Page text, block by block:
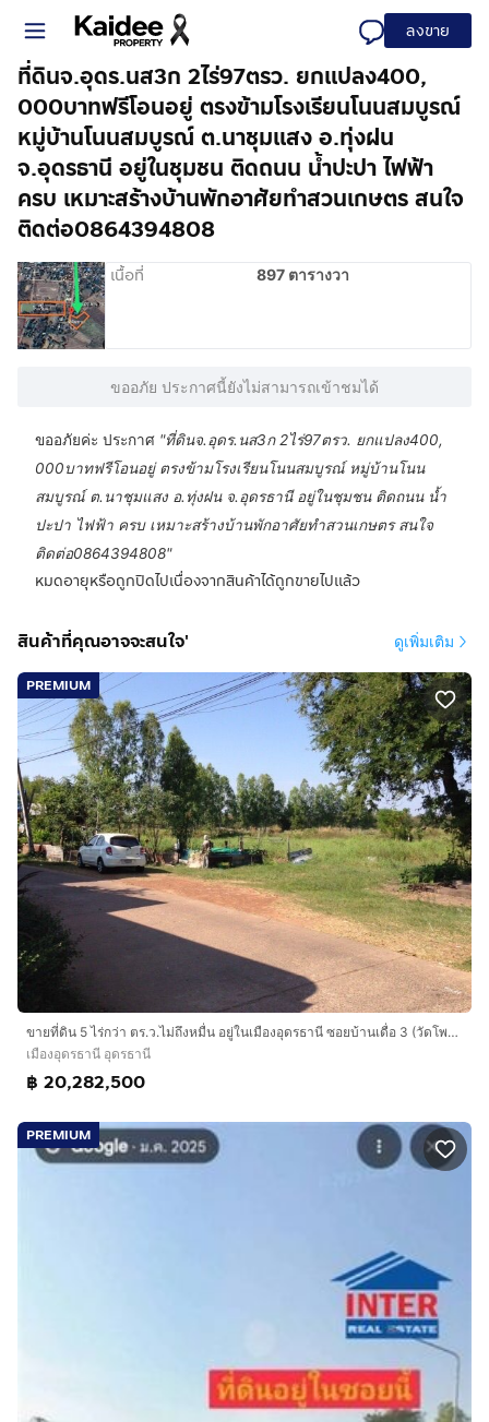
ลงขาย
ที่ดินจ.อุดร.นส3ก 2ไร่97ตรว. ยกแปลง400,
000บาทฟรีโอนอยู่ ตรงข้ามโรงเรียนโนนสมบูรณ์
หมู่บ้านโนนสมบูรณ์ ต.นาชุมแสง อ.ทุ่งฝน
จ.อุดรธานี อยู่ในชุมชน ติดถนน น้ำปะปา ไฟฟ้า
ครบ เหมาะสร้างบ้านพักอาศัยทำสวนเกษตร สนใจ
ติดต่อ0864394808
เนื้อที่ 897 ตารางวา
ขออภัย ประกาศนี้ยังไม่สามารถเข้าชมได้
ขออภัยค่ะ ประกาศ "ที่ดินจ.อุดร.นส3ก 2ไร่97ตรว. ยกแปลง400,
000บาทฟรีโอนอยู่ ตรงข้ามโรงเรียนโนนสมบูรณ์ หมู่บ้านโนน
สมบูรณ์ ต.นาชุมแสง อ.ทุ่งฝน จ.อุดรธานี อยู่ในชุมชน ติดถนน น้ำ
ปะปา ไฟฟ้า ครบ เหมาะสร้างบ้านพักอาศัยทำสวนเกษตร สนใจ
ติดต่อ0864394808"
หมดอายุหรือถูกปิดไปเนื่องจากสินค้าได้ถูกขายไปแล้ว
สินค้าที่คุณอาจจะสนใจ' ดูเพิ่มเติม
PREMIUM
ขายที่ดิน 5 ไร่กว่า ตร.ว.ไม่ถึงหมื่น อยู่ในเมืองอุดรธานี ซอยบ้านเดื่อ 3 (วัดโพธิ์ชัย), ใกล้สวนสาธารณะหนองสิม
เมืองอุดรธานี อุดรธานี
฿ 20,282,500
PREMIUM